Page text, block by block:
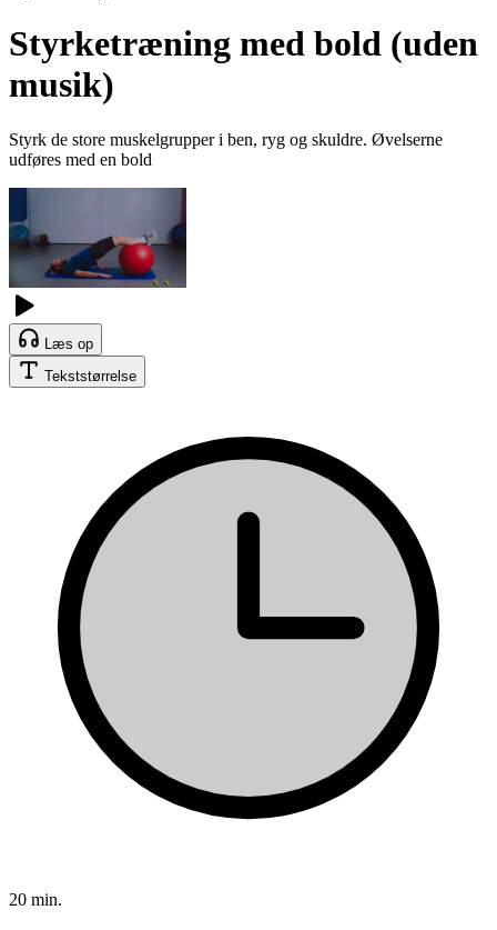
Styrketræning med bold (uden
musik)
Styrk de store muskelgrupper i ben, ryg og skuldre. Øvelserne
udføres med en bold
Læs op
Tekststørrelse
20 min.